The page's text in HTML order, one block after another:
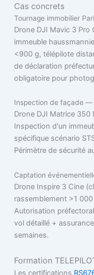
Cas concrets
Tournage immobilier
Drone DJI Mavic 3 Pro
immeuble
<900 g, télépilote
de déclaration
obligatoire pour
Inspection de façade —
Drone DJI Matrice 350
Inspection d'un
spécifique scénario
Périmètre de sécurité
Captation
Drone Inspire 3 Cine
rassemblement >1
Autorisation
vol détaillé +
semaines.
Formation
Les certifications